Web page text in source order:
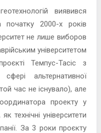
виявився
початку 2000-х років
не лише виборов
університетом
Темпус-Тасіс з
альтернативної
час не існувало), але
проекту у
технічні університети
За 3 роки проєкту